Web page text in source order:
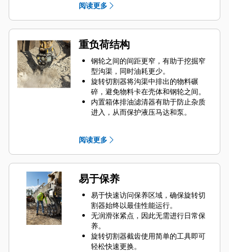
旋转切割器具有高精度可控破碎功
能，是狭窄区域或城市区域作业的理
想之选。
在社区或医院等敏感区域作业现场使
用旋转切割器，有助于减少噪声污
染，让您在噪声受管控的作业现场安
心工作。
阅读更多
重负荷结构
钢轮之间的间距更窄，有助于挖掘窄
型沟渠，同时油耗更少。
旋转切割器将沟渠中排出的物料碾
碎，避免物料卡在壳体和钢轮之间。
内置箱体排油滤清器有助于防止杂质
进入，从而保护液压马达和泵。
旋转切割器的运行时间。
阅读更多
易于保养
易于快速访问保养区域，确保旋转切
割器始终以最佳性能运行。
无润滑张紧点，因此无需进行日常保
养。
旋转切割器截齿使用简单的工具即可
轻松快速更换。